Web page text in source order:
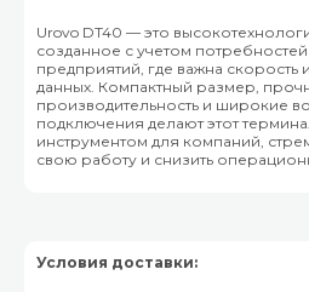
Urovo DT40 — это
созданное с учетом
предприятий, где важна скорость
данных. Компактный размер,
производительность и широкие
подключения делают этот
инструментом для компаний,
свою работу и снизить
Условия доставки: